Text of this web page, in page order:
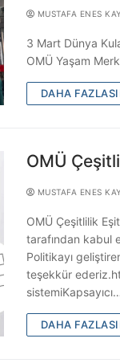
MUSTAFA ENES
3 Mart Dünya
OMÜ Yaşam
DAHA
OMÜ
MUSTAFA ENES
OMÜ Çeşitlilik
tarafından kabul
Politikayı
teşekkür
sistemiKapsayıcı…
DAHA